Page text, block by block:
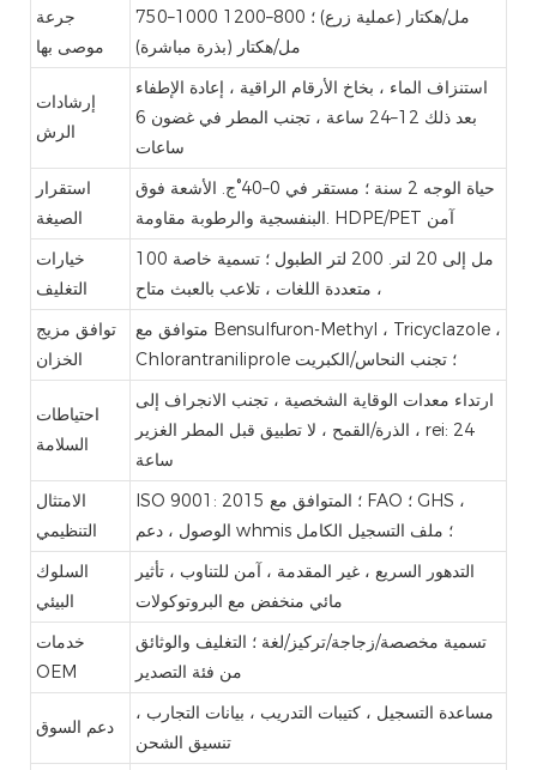
جرعة
موصى بها
750–1000 مل/هكتار (عملية زرع) ؛ 800–1200
مل/هكتار (بذرة مباشرة)
إرشادات
الرش
استنزاف الماء ، بخاخ الأرقام الراقية ، إعادة الإطفاء
بعد ذلك 12–24 ساعة ، تجنب المطر في غضون 6
ساعات
استقرار
الصيغة
حياة الوجه 2 سنة ؛ مستقر في 0–40°ج. الأشعة فوق
البنفسجية والرطوبة مقاومة. HDPE/PET آمن
خيارات
التغليف
100 مل إلى 20 لتر. 200 لتر الطبول ؛ تسمية خاصة
، متعددة اللغات ، تلاعب بالعبث متاح
توافق مزيج
الخزان
متوافق مع Bensulfuron-Methyl ، Tricyclazole ،
Chlorantraniliprole ؛ تجنب النحاس/الكبريت
احتياطات
السلامة
ارتداء معدات الوقاية الشخصية ، تجنب الانجراف إلى
الذرة/القمح ، لا تطبيق قبل المطر الغزير ، rei: 24
ساعة
الامتثال
التنظيمي
ISO 9001: 2015 ؛ المتوافق مع FAO ؛ GHS ،
الوصول ، دعم whmis ؛ ملف التسجيل الكامل
السلوك
البيئي
التدهور السريع ، غير المقدمة ، آمن للتناوب ، تأثير
مائي منخفض مع البروتوكولات
خدمات
OEM
تسمية مخصصة/زجاجة/تركيز/لغة ؛ التغليف والوثائق
من فئة التصدير
دعم السوق
مساعدة التسجيل ، كتيبات التدريب ، بيانات التجارب ،
تنسيق الشحن